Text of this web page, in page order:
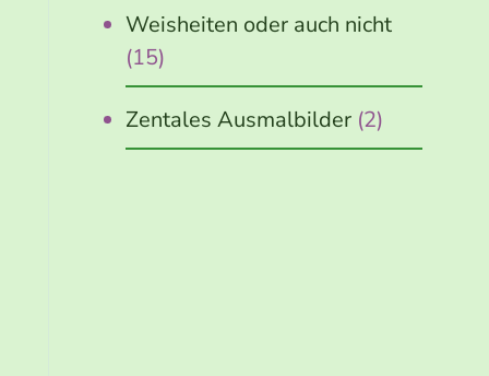
Weisheiten oder auch nicht
(15)
Zentales Ausmalbilder(2)